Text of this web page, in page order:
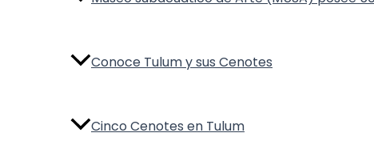
Conoce Tulum y sus Cenotes
Cinco Cenotes en Tulum